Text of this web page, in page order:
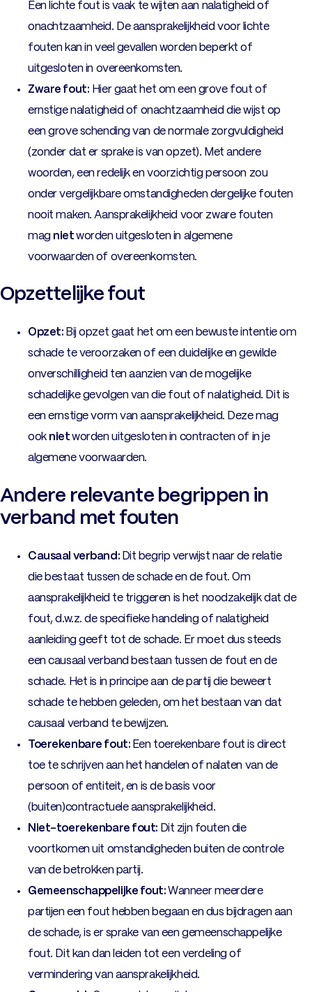
Een lichte fout is vaak te wijten aan nalatigheid of
onachtzaamheid. De aansprakelijkheid voor lichte
fouten kan in veel gevallen worden beperkt of
uitgesloten in overeenkomsten.
Zware fout: Hier gaat het om een grove fout of
ernstige nalatigheid of onachtzaamheid die wijst op
een grove schending van de normale zorgvuldigheid
(zonder dat er sprake is van opzet). Met andere
woorden, een redelijk en voorzichtig persoon zou
onder vergelijkbare omstandigheden dergelijke fouten
nooit maken. Aansprakelijkheid voor zware fouten
mag nietworden uitgesloten in algemene
voorwaarden of overeenkomsten.
Opzettelijke fout
Opzet: Bij opzet gaat het om een bewuste intentie om
schade te veroorzaken of een duidelijke en gewilde
onverschilligheid ten aanzien van de mogelijke
schadelijke gevolgen van die fout of nalatigheid. Dit is
een ernstige vorm van aansprakelijkheid. Deze mag
ook nietworden uitgesloten in contracten of in je
algemene voorwaarden.
Andere relevante begrippen in
verband met fouten
Causaal verband: Dit begrip verwijst naar de relatie
die bestaat tussen de schade en de fout. Om
aansprakelijkheid te triggeren is het noodzakelijk dat de
fout, d.w.z. de specifieke handeling of nalatigheid
aanleiding geeft tot de schade. Er moet dus steeds
een causaal verband bestaan tussen de fout en de
schade. Het is in principe aan de partij die beweert
schade te hebben geleden, om het bestaan van dat
causaal verband te bewijzen.
Toerekenbare fout: Een toerekenbare fout is direct
toe te schrijven aan het handelen of nalaten van de
persoon of entiteit, en is de basis voor
(buiten)contractuele aansprakelijkheid.
Niet-toerekenbare fout: Dit zijn fouten die
voortkomen uit omstandigheden buiten de controle
van de betrokken partij.
Gemeenschappelijke fout: Wanneer meerdere
partijen een fout hebben begaan en dus bijdragen aan
de schade, is er sprake van een gemeenschappelijke
fout. Dit kan dan leiden tot een verdeling of
vermindering van aansprakelijkheid.